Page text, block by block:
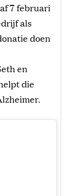
7 februari
als
doen
en
die